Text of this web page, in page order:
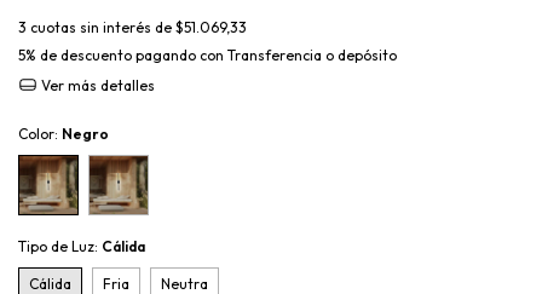
3 cuotas sin interés de $51.069,33
5% de descuento pagando con Transferencia o depósito
Ver más detalles
Color: Negro
Tipo de Luz: Cálida
Cálida Fria Neutra